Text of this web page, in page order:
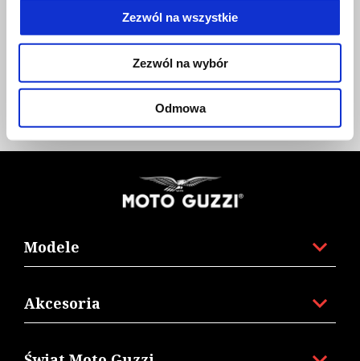
Zezwól na wszystkie
Zezwól na wybór
Odmowa
ANTITHEFT INSTALLATION KIT
Modele
Akcesoria